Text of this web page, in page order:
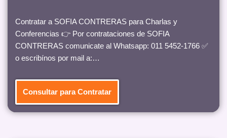
Contratar a SOFIA CONTRERAS para Charlas y
Conferencias 👉 Por contrataciones de SOFIA
CONTRERAS comunicate al Whatsapp: 011 5452-1766 ✅
o escribínos por mail a:…
Consultar para Contratar